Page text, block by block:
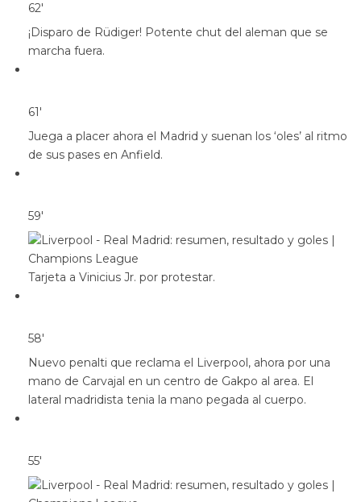
62′
¡Disparo de Rüdiger! Potente chut del aleman que se
marcha fuera.
61′
Juega a placer ahora el Madrid y suenan los ‘oles’ al ritmo
de sus pases en Anfield.
59′
Tarjeta a Vinicius Jr. por protestar.
58′
Nuevo penalti que reclama el Liverpool, ahora por una
mano de Carvajal en un centro de Gakpo al area. El
lateral madridista tenia la mano pegada al cuerpo.
55′